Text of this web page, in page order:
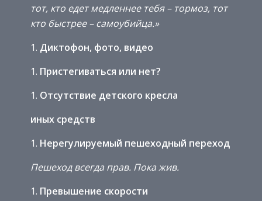
тот, кто едет медленнее тебя – тормоз, тот
кто быстрее – самоубийца.»
Диктофон, фото, видео
Пристегиваться или нет?
Отсутствие детского кресла
иных средств
Нерегулируемый пешеходный переход
Пешеход всегда прав. Пока жив.
Превышение скорости